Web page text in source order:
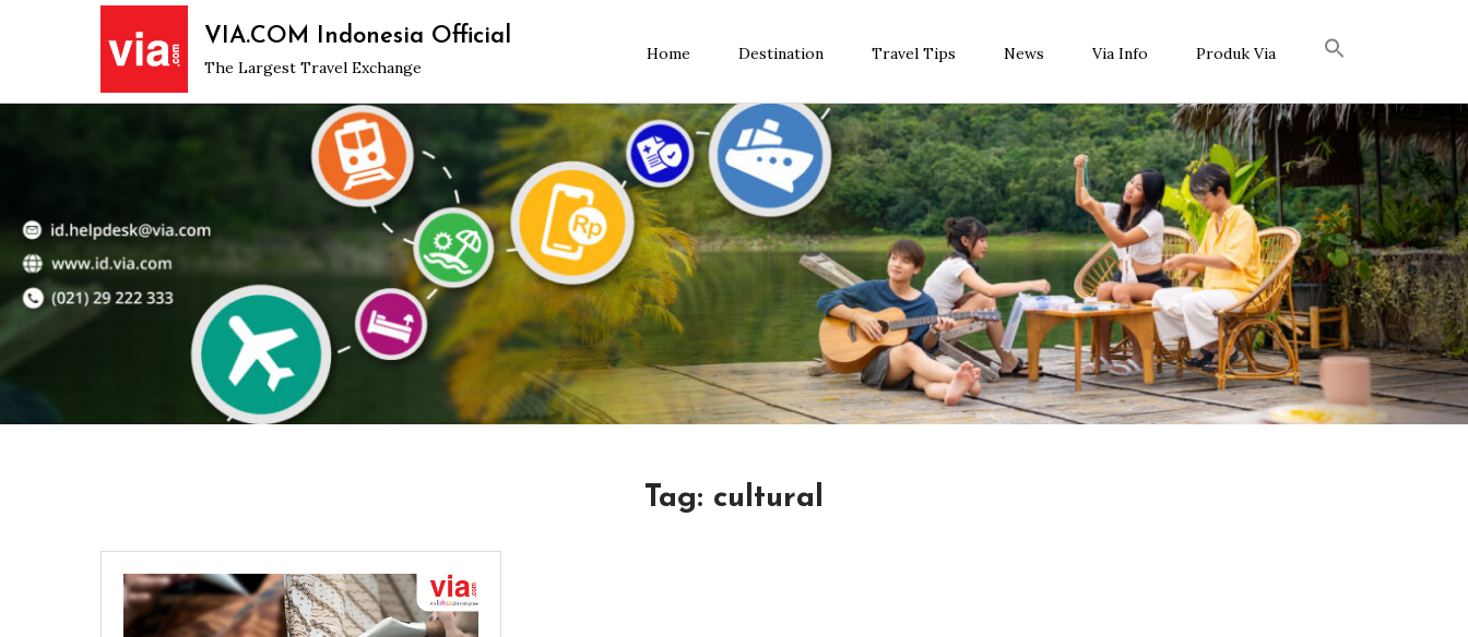
VIA.COM Indonesia Official
The Largest Travel Exchange
Home Destination Travel Tips News Via Info Produk Via
Tag: cultural